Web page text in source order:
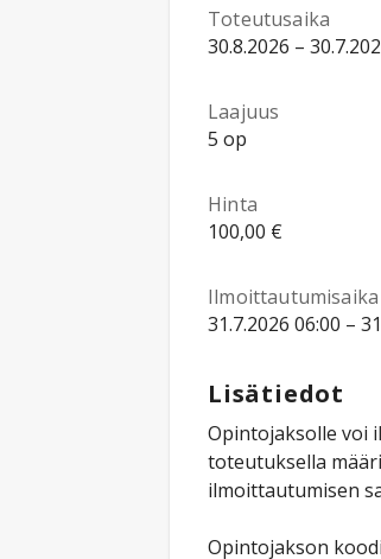
Toteutusaika
30.8.2026 –
Laajuus
5 op
Hinta
100,00 €
Ilmoittautumisaika
31.7.2026 06:00 –
Lisätiedot
Opintojaksolle voi
toteutuksella
ilmoittautumisen
Opintojakson